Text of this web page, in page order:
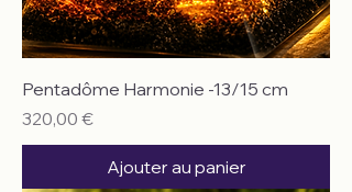
Pentadôme Harmonie -13/15 cm
Prix
320,00 €
Ajouter au panier